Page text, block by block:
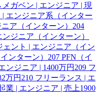
ガベン | エンジニア | 現
エンジニア系（インター
ア（インターン） 204
ジニア（インターン）
ント | エンジニア（イン
ンターン） 207 PFN（イ
ンジニア | 1400万円 209 フ
万円 210 フリーランス | エ
業 | エンジニア | 売上1900